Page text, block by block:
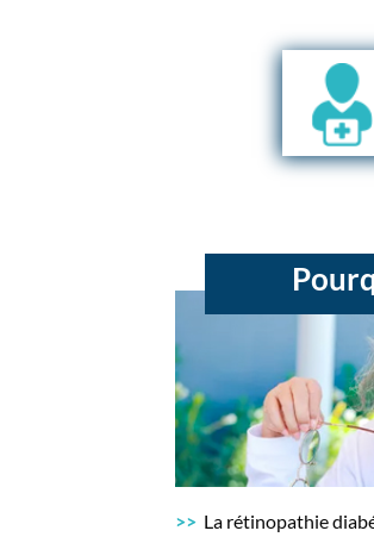
>> La rétinopathie